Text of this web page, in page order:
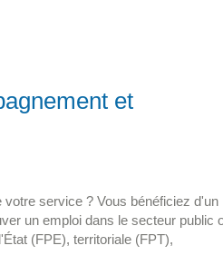
et
service ? Vous bénéficiez d'un
un emploi dans le secteur public
(FPE), territoriale (FPT),